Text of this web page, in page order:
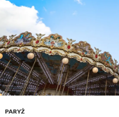
PARYŻ